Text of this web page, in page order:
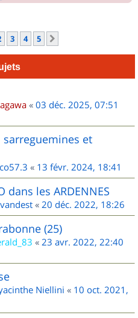
3 4 5
« 03 déc. 2025, 07:51
et
« 13 févr. 2024, 18:41
dans les ARDENNES
« 20 déc. 2022, 18:26
(25)
« 23 avr. 2022, 22:40
Niellini « 10 oct. 2021,